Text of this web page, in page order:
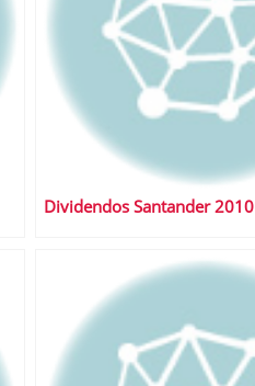
Dividendos Santander 2010